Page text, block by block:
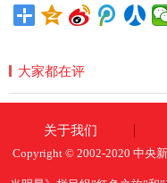
大家都在评
关于我们
Copyright © 2002-2020 中央